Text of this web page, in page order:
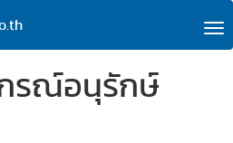
รณ์อนุรักษ์